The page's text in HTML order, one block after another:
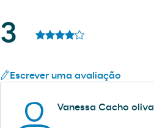
3
Escrever uma avaliação
Vanessa Cacho oliva